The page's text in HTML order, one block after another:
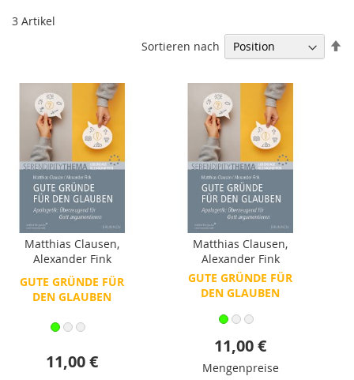
3 Artikel
Sortieren nach
Matthias Clausen,
Alexander Fink
GUTE GRÜNDE FÜR
DEN GLAUBEN
11,00 €
Matthias Clausen,
Alexander Fink
GUTE GRÜNDE FÜR
DEN GLAUBEN
11,00 €
Mengenpreise